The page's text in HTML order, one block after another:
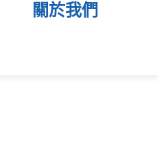
關於我們